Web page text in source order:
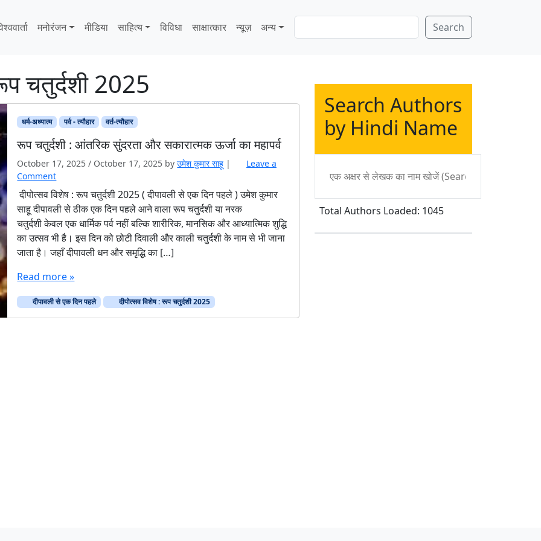
मनोरंजन मीडिया साहित्‍य विविधा साक्षात्‍कार न्यूज़ अन्य
e
Search
चतुर्दशी 2025
धर्म-अध्यात्म पर्व - त्यौहार वर्त-त्यौहार
रूप चतुर्दशी : आंतरिक सुंदरता और सकारात्मक ऊर्जा का महापर्व
October 17, 2025 / October 17, 2025 byउमेश कुमार साहू |
Leave a
Comment
दीपोत्सव विशेष : रूप चतुर्दशी 2025 ( दीपावली से एक दिन पहले ) उमेश कुमार
साहू दीपावली से ठीक एक दिन पहले आने वाला रूप चतुर्दशी या नरक
चतुर्दशी केवल एक धार्मिक पर्व नहीं बल्कि शारीरिक, मानसिक और आध्यात्मिक शुद्धि
का उत्सव भी है। इस दिन को छोटी दिवाली और काली चतुर्दशी के नाम से भी जाना
जाता है। जहाँ दीपावली धन और समृद्धि का […]
Read more »
दीपावली से एक दिन पहले दीपोत्सव विशेष : रूप चतुर्दशी 2025
Search Authors
by Hindi Name
Total Authors Loaded: 1045